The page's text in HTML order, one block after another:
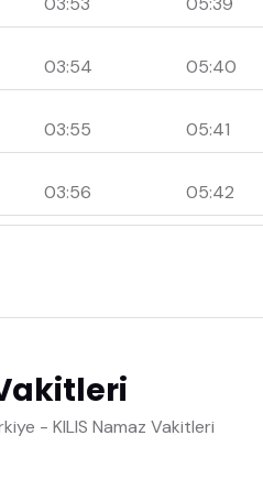
03:54 05:40
03:55 05:41
03:56 05:42
- KILIS Namaz Vakitleri